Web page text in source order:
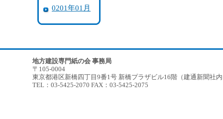
0201年01月
地方建設専門紙の会 事務局
〒105-0004
東京都港区新橋四丁目9番1号 新橋プラザビル16階（建通新聞社
TEL：03-5425-2070 FAX：03-5425-2075